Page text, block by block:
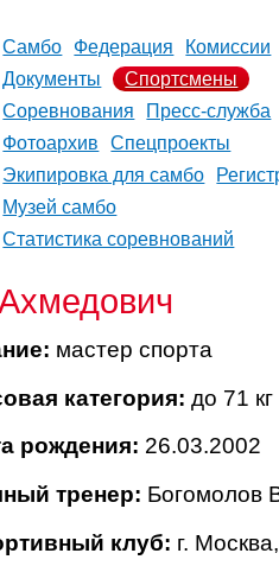
Самбо Федерация
Комиссии
Документы
Спортсмены
Соревнования
Пресс-служба
Фотоархив
Спецпроекты
Экипировка для самбо
Музей самбо
Статистика соревнований
мастер спорта
категория: до 71 кг
рождения: 26.03.2002
тренер: Богомолов
клуб: г.